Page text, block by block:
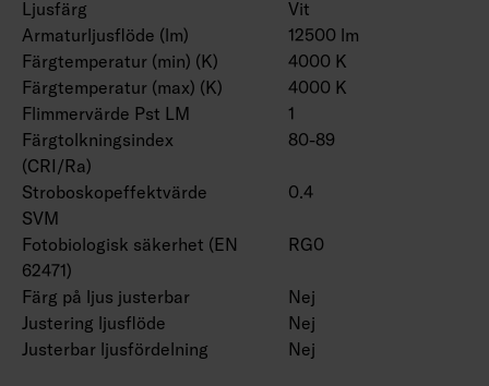
Ljusfärg
Vit
Armaturljusflöde (lm)
12500 lm
Färgtemperatur (min) (K)
4000 K
Färgtemperatur (max) (K)
4000 K
Flimmervärde Pst LM
1
Färgtolkningsindex
(CRI/Ra)
80-89
Stroboskopeffektvärde
SVM
0.4
Fotobiologisk säkerhet (EN
62471)
RG0
Färg på ljus justerbar
Nej
Justering ljusflöde
Nej
Justerbar ljusfördelning
Nej